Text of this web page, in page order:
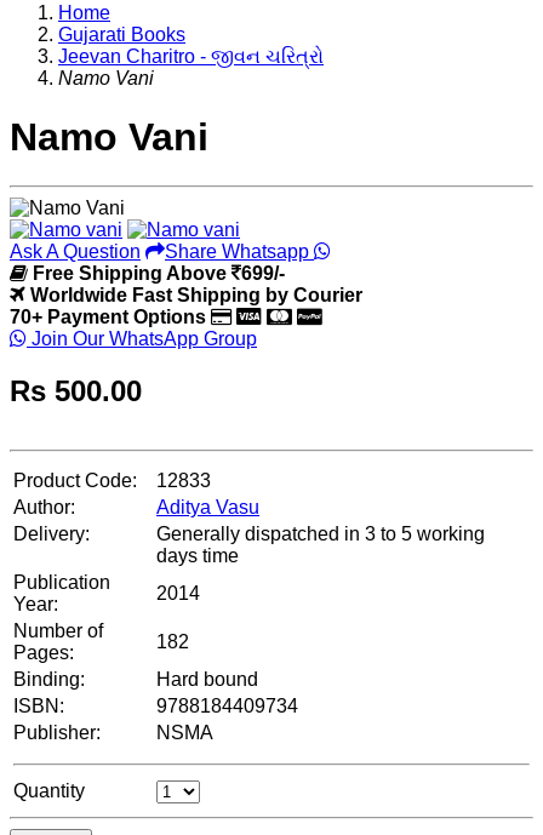
Home
Gujarati Books
Jeevan Charitro - જીવન ચરિત્રો
Namo Vani
Namo Vani
Ask A Question
Share Whatsapp
Free Shipping Above
699/-
Worldwide Fast Shipping by Courier
70+ Payment Options
Join Our WhatsApp Group
Rs 500.00
Product Code:
12833
Author:
Aditya Vasu
Delivery:
Generally dispatched in 3 to 5 working
days time
Publication
Year:
2014
Number of
Pages:
182
Binding:
Hard bound
ISBN:
9788184409734
Publisher:
NSMA
Quantity